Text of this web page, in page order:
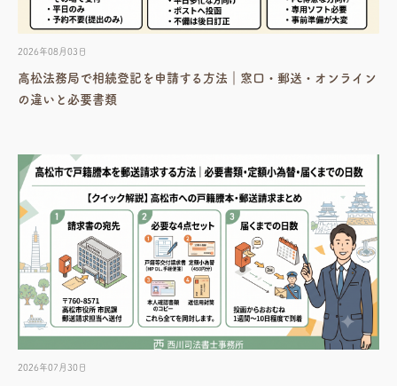
2026年08月03日
高松法務局で相続登記を申請する方法｜窓口・郵送・オンライン
の違いと必要書類
2026年07月30日